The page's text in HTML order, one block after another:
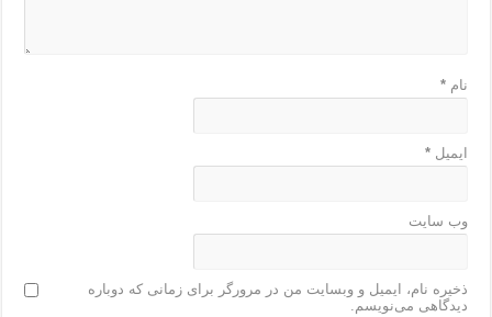
نام*
ایمیل*
وب‌ سایت
ذخیره نام، ایمیل و وبسایت من در مرورگر برای زمانی که دوباره
دیدگاهی می‌نویسم.